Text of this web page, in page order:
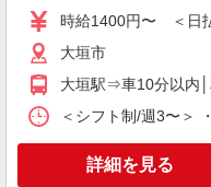
派遣社員
株式会社kotrio /●NG-H-
【実働7
STAFF♪
時給
通費全支
大垣市
時給1400円〜 ＜日
大垣市
大垣駅⇒車10分以内
＜シフト制/週3〜＞
詳細を見る